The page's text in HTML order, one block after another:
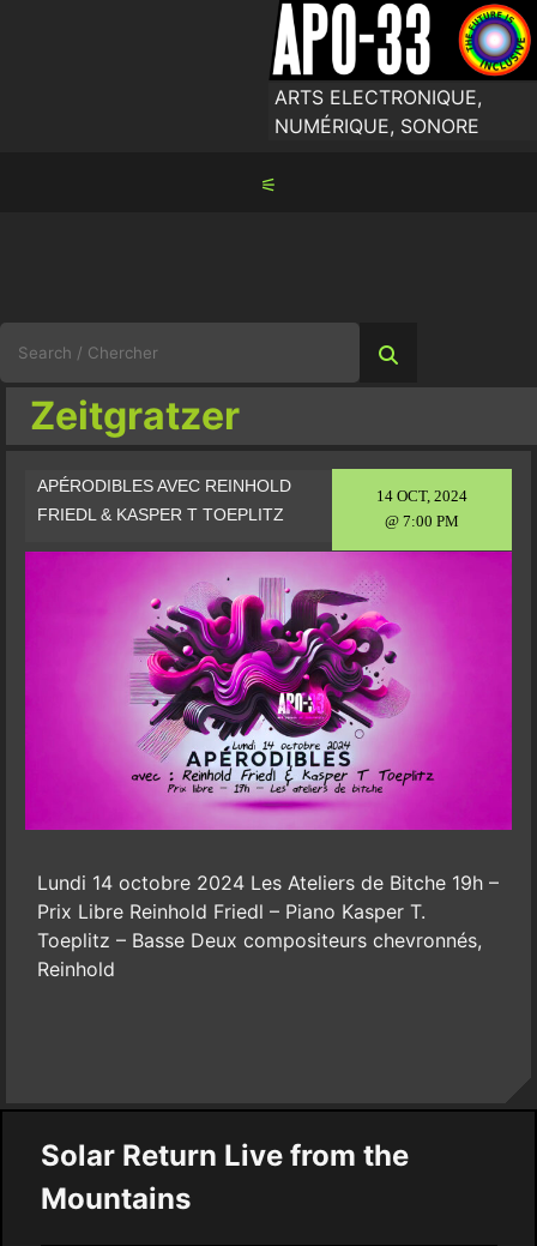
ARTS ELECTRONIQUE,
NUMÉRIQUE, SONORE
⚟
for:
Zeitgratzer
14 OCT, 2024
@ 7:00 PM
APÉRODIBLES AVEC REINHOLD
FRIEDL & KASPER T TOEPLITZ
Lundi 14 octobre 2024 Les Ateliers de Bitche 19h –
Prix Libre Reinhold Friedl – Piano Kasper T.
Toeplitz – Basse Deux compositeurs chevronnés,
Reinhold
Solar Return Live from the
Mountains